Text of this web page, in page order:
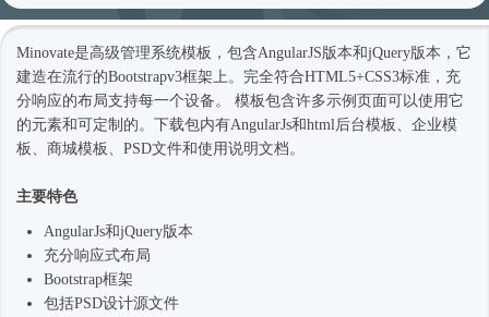
Minovate是高级管理系统模板，包含AngularJS版本和jQuery版本，它
建造在流行的Bootstrapv3框架上。完全符合HTML5+CSS3标准，充
分响应的布局支持每一个设备。 模板包含许多示例页面可以使用它
的元素和可定制的。下载包内有AngularJs和html 后台模板 、企业模
板
、商城模板、PSD文件和使用说明文档。
主要特色
AngularJs和jQuery版本
充分响应式布局
Bootstrap框架
包括PSD设计源文件